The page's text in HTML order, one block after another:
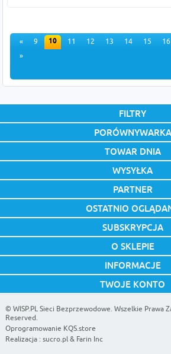
«
9 10 11 12 13 14 15 16
»
FILTRY
PORÓWNYWARKA
TOWAR DNIA
WYSYŁKA
PARTNER
OSTATNIO
SUBSKRYPCJA
O SKLEPIE
INFORMACJE
TWOJE KONTO
© WISP.PL Sieci Bezprzewodowe. Wszelkie Prawa
Reserved.
Oprogramowanie KQS.store
Realizacja : sucro.pl& Farin Inc